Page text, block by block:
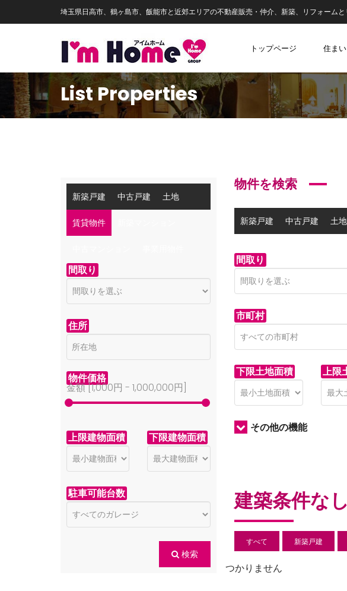
埼玉県日高市、鶴ヶ島市、飯能市と近郊エリアの不動産販売・仲介、新築、リフォーム
トップページ 住ま
List Properties
物件を検索
新築戸建 中古戸建 土地
間取り
市町村
下限土地面積 上限
その他の機能
建築条件な
すべて 新築戸建
つかりません
新築戸建 中古戸建 土地
賃貸物件
間取り
住所
物件価格
金額 [1,000円 - 1,000,000円
上限建物面積 下限建物面積
駐車可能台数
検索